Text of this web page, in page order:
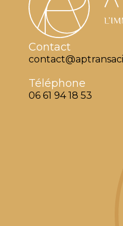
Contact
Téléphone
06 61 94 18 53